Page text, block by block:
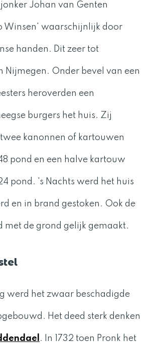
Johan van Genten
Winsen' waarschijnlijk door
handen. Dit zeer tot
Nijmegen. Onder bevel van een
heroverden een
burgers het huis. Zij
kanonnen of kartouwen
pond en een halve kartouw
pond. 's Nachts werd het huis
en in brand gestoken. Ook de
met de grond gelijk gemaakt.
werd het zwaar beschadigde
Het deed sterk denken
. In 1732 toen Pronk het